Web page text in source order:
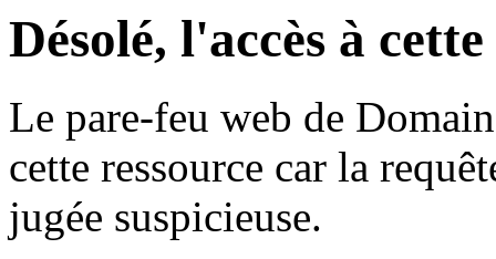
Désolé, l'accès à
Le pare-feu web de
cette ressource car la
jugée suspicieuse.